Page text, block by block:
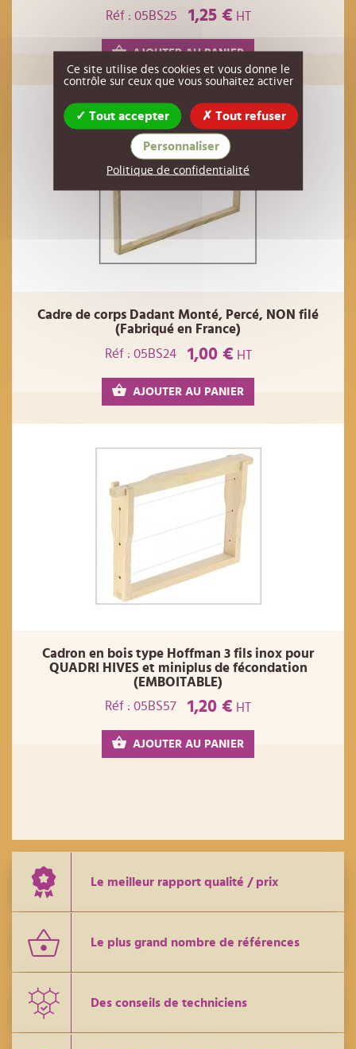
Réf : 05BS25 1,25 € HT
AJOUTER AU PANIER
Cadre de corps Dadant Monté, Percé, NON filé
(Fabriqué en France)
Réf : 05BS24
1,00 € HT
AJOUTER AU PANIER
Cadron en bois type Hoffman 3 fils inox pour
QUADRI HIVES et miniplus de fécondation
(EMBOITABLE)
Réf : 05BS57
1,20 € HT
AJOUTER AU PANIER
Le meilleur rapport qualité / prix
Le plus grand nombre de références
Des conseils de techniciens
Ce site utilise des cookies et vous donne le
contrôle sur ceux que vous souhaitez activer
Tout accepter Tout refuser
Personnaliser
Politique de confidentialité